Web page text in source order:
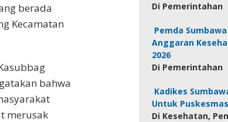
berada
Kecamatan
bahwa
merusak
Di Pemerintahan
Pemda
Anggaran
2026
Di Pemerintahan
Kadikes
Untuk
Di Kesehatan,